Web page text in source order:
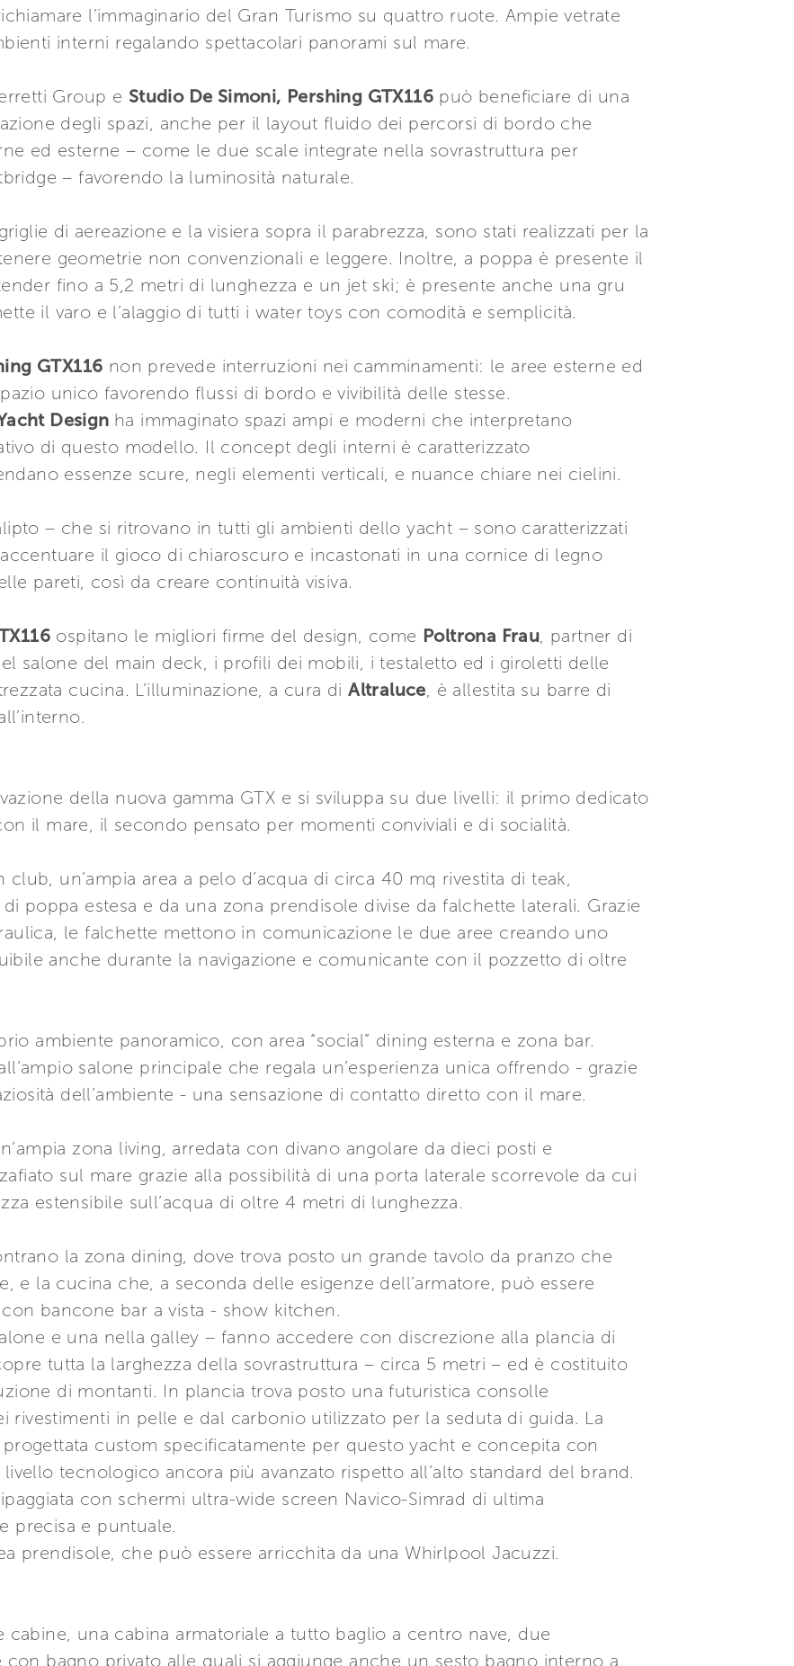
l’immaginario del Gran Turismo su quattro ruote. Ampie vetrate
interni regalando spettacolari panorami sul mare.
Group e Studio De Simoni, Pershing GTX116può beneficiare di una
degli spazi, anche per il layout fluido dei percorsi di bordo che
ed esterne – come le due scale integrate nella sovrastruttura per
– favorendo la luminosità naturale.
di aereazione e la visiera sopra il parabrezza, sono stati realizzati per la
geometrie non convenzionali e leggere. Inoltre, a poppa è presente il
fino a 5,2 metri di lunghezza e un jet ski; è presente anche una gru
il varo e l’alaggio di tutti i water toys con comodità e semplicità.
GTX116 non prevede interruzioni nei camminamenti: le aree esterne ed
unico favorendo flussi di bordo e vivibilità delle stesse.
Design ha immaginato spazi ampi e moderni che interpretano
di questo modello. Il concept degli interni è caratterizzato
essenze scure, negli elementi verticali, e nuance chiare nei cielini.
– che si ritrovano in tutti gli ambienti dello yacht – sono caratterizzati
il gioco di chiaroscuro e incastonati in una cornice di legno
pareti, così da creare continuità visiva.
ospitano le migliori firme del design, come Poltrona Frau, partner di
salone del main deck, i profili dei mobili, i testaletto ed i giroletti delle
cucina. L’illuminazione, a cura diAltraluce, è allestita su barre di
della nuova gamma GTX e si sviluppa su due livelli: il primo dedicato
il mare, il secondo pensato per momenti conviviali e di socialità.
un’ampia area a pelo d’acqua di circa 40 mq rivestita di teak,
poppa estesa e da una zona prendisole divise da falchette laterali. Grazie
le falchette mettono in comunicazione le due aree creando uno
anche durante la navigazione e comunicante con il pozzetto di oltre
ambiente panoramico, con area “social” dining esterna e zona bar.
salone principale che regala un’esperienza unica offrendo - grazie
dell’ambiente - una sensazione di contatto diretto con il mare.
zona living, arredata con divano angolare da dieci posti e
sul mare grazie alla possibilità di una porta laterale scorrevole da cui
estensibile sull’acqua di oltre 4 metri di lunghezza.
la zona dining, dove trova posto un grande tavolo da pranzo che
e la cucina che, a seconda delle esigenze dell’armatore, può essere
bancone bar a vista - show kitchen.
e una nella galley – fanno accedere con discrezione alla plancia di
tutta la larghezza della sovrastruttura – circa 5 metri – ed è costituito
di montanti. In plancia trova posto una futuristica consolle
rivestimenti in pelle e dal carbonio utilizzato per la seduta di guida. La
custom specificatamente per questo yacht e concepita con
tecnologico ancora più avanzato rispetto all’alto standard del brand.
con schermi ultra-wide screen Navico-Simrad di ultima
precisa e puntuale.
prendisole, che può essere arricchita da una Whirlpool Jacuzzi.
una cabina armatoriale a tutto baglio a centro nave, due
bagno privato alle quali si aggiunge anche un sesto bagno interno a